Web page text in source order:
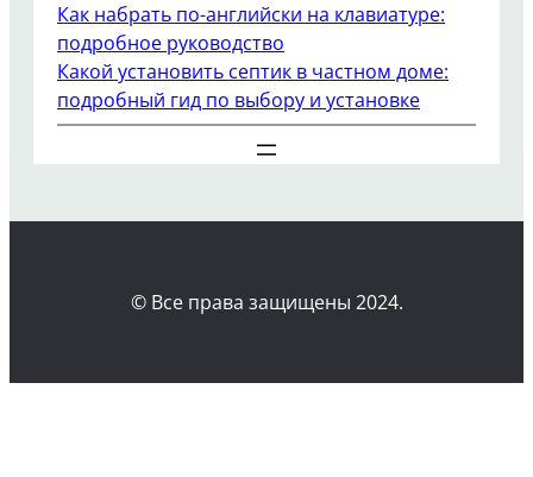
Как набрать по-английски на клавиатуре:
подробное руководство
Какой установить септик в частном доме:
подробный гид по выбору и установке
© Все права защищены 2024.